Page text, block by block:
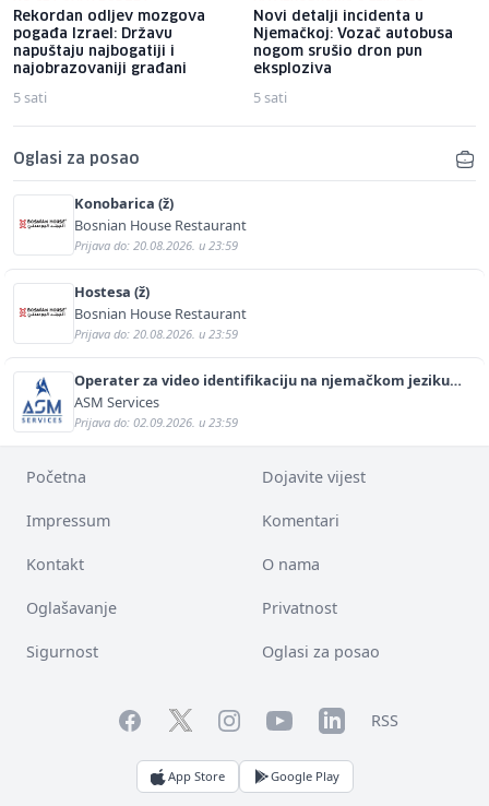
Rekordan odljev mozgova
pogađa Izrael: Državu
napuštaju najbogatiji i
najobrazovaniji građani
5 sati
Novi detalji incidenta u
Njemačkoj: Vozač autobusa
nogom srušio dron pun
eksploziva
5 sati
Oglasi za posao
Konobarica (ž)
Bosnian House Restaurant
Prijava do: 20.08.2026. u 23:59
Hostesa (ž)
Bosnian House Restaurant
Prijava do: 20.08.2026. u 23:59
Operater za video identifikaciju na njemačkom jeziku
(m/ž)
ASM Services
Prijava do: 02.09.2026. u 23:59
Početna Dojavite vijest
Impressum Komentari
Kontakt O nama
Oglašavanje Privatnost
Sigurnost Oglasi za posao
FacebookTwitterInstagramYouTubeLinkedInRSS
App Store Google Play